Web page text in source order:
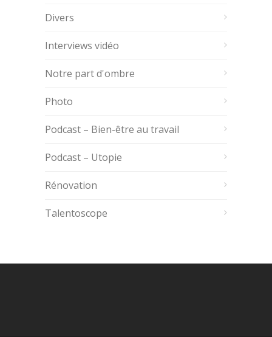
Divers
Interviews vidéo
Notre part d'ombre
Photo
Podcast – Bien-être au travail
Podcast – Utopie
Rénovation
Talentoscope